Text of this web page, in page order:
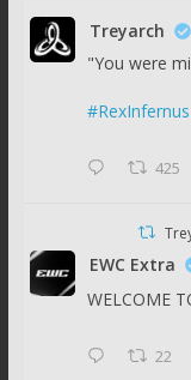
Treyarch
"You were
#RexInfernus
425
EWC Extra
WELCOME
22